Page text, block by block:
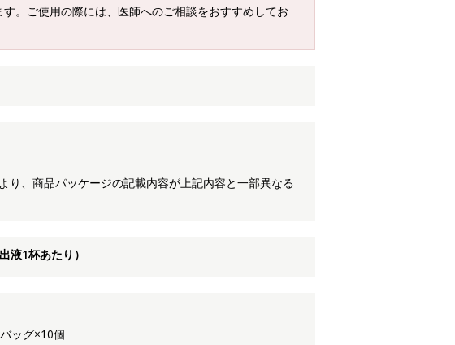
。ご使用の際には、医師へのご相談をおすすめしてお
り、商品パッケージの記載内容が上記内容と一部異なる
液1杯あたり）
ッグ×10個